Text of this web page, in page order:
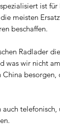
ist für
meisten
beschaffen.
Radlader
was wir nicht
telefonisch,